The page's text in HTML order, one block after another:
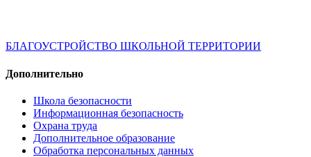
БЛАГОУСТРОЙСТВО ШКОЛЬНОЙ ТЕРРИТОРИИ
Дополнительно
Школа безопасности
Информационная безопасность
Охрана труда
Дополнительное образование
Обработка персональных данных